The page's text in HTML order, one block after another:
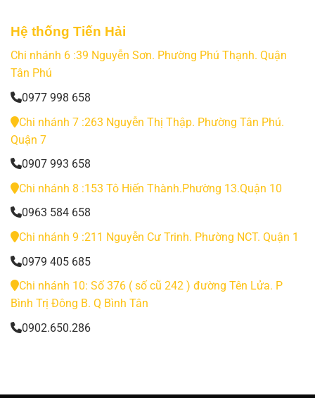
Hệ thống Tiến Hải
Chi nhánh 6 :39 Nguyễn Sơn. Phường Phú Thạnh. Quận
Tân Phú
0977 998 658
Chi nhánh 7 :263 Nguyễn Thị Thập. Phường Tân Phú.
Quận 7
0907 993 658
Chi nhánh 8 :153 Tô Hiến Thành.Phường 13.Quận 10
0963 584 658
Chi nhánh 9 :211 Nguyễn Cư Trinh. Phường NCT. Quận 1
0979 405 685
Chi nhánh 10: Số 376 ( số cũ 242 ) đường Tên Lửa. P
Bình Trị Đông B. Q Bình Tân
0902.650.286